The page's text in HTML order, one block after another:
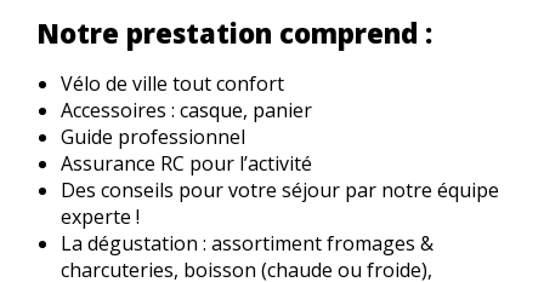
Notre prestation comprend :
Vélo de ville tout confort
Accessoires : casque, panier
Guide professionnel
Assurance RC pour l’activité
Des conseils pour votre séjour par notre équipe
experte !
La dégustation : assortiment fromages &
charcuteries, boisson (chaude ou froide),